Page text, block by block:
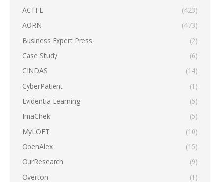
ACTFL
(423)
AORN
(473)
Business Expert Press
(2)
Case Study
(6)
CINDAS
(14)
CyberPatient
(1)
Evidentia Learning
(5)
ImaChek
(5)
MyLOFT
(10)
OpenAlex
(15)
OurResearch
(9)
Overton
(1)